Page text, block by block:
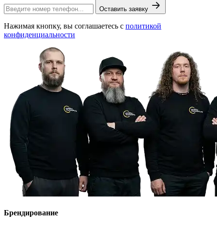
Оставить заявку
Нажимая кнопку, вы соглашаетесь с политикой
конфиденциальности
Брендирование